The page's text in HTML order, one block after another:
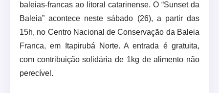
baleias-francas ao litoral catarinense. O “Sunset da
Baleia” acontece neste sábado (26), a partir das
15h, no Centro Nacional de Conservação da Baleia
Franca, em Itapirubá Norte. A entrada é gratuita,
com contribuição solidária de 1kg de alimento não
perecível.